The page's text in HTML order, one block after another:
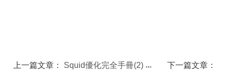
上一篇文章： Squid優化完全手冊(2)
下一篇文章：